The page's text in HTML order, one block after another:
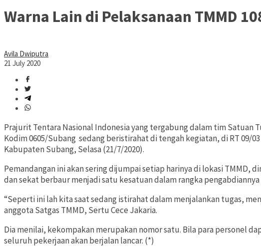
Warna Lain di Pelaksanaan TMMD
Avila Dwiputra
21 July 2020
Prajurit Tentara Nasional Indonesia yang tergabung dalam tim Satuan
Kodim 0605/Subang sedang beristirahat di tengah kegiatan, di RT 09/
Kabupaten Subang, Selasa (21/7/2020).
Pemandangan ini akan sering dijumpai setiap harinya di lokasi TMMD,
dan sekat berbaur menjadi satu kesatuan dalam rangka
“Seperti ini lah kita saat sedang istirahat dalam menjalankan tugas,
anggota Satgas TMMD, Sertu Cece Jakaria.
Dia menilai, kekompakan merupakan nomor satu. Bila para personel
seluruh pekerjaan akan berjalan lancar. (*)